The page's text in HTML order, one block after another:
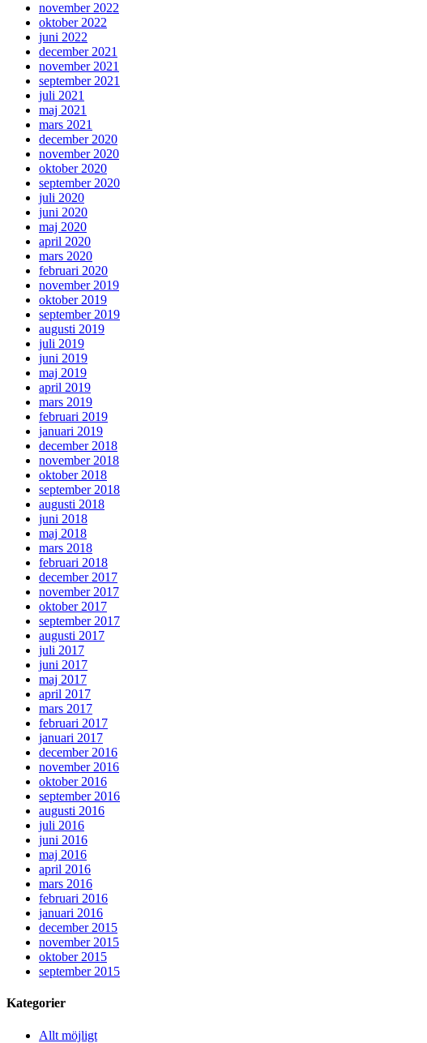
november 2022
oktober 2022
juni 2022
december 2021
november 2021
september 2021
juli 2021
maj 2021
mars 2021
december 2020
november 2020
oktober 2020
september 2020
juli 2020
juni 2020
maj 2020
april 2020
mars 2020
februari 2020
november 2019
oktober 2019
september 2019
augusti 2019
juli 2019
juni 2019
maj 2019
april 2019
mars 2019
februari 2019
januari 2019
december 2018
november 2018
oktober 2018
september 2018
augusti 2018
juni 2018
maj 2018
mars 2018
februari 2018
december 2017
november 2017
oktober 2017
september 2017
augusti 2017
juli 2017
juni 2017
maj 2017
april 2017
mars 2017
februari 2017
januari 2017
december 2016
november 2016
oktober 2016
september 2016
augusti 2016
juli 2016
juni 2016
maj 2016
april 2016
mars 2016
februari 2016
januari 2016
december 2015
november 2015
oktober 2015
september 2015
Kategorier
Allt möjligt